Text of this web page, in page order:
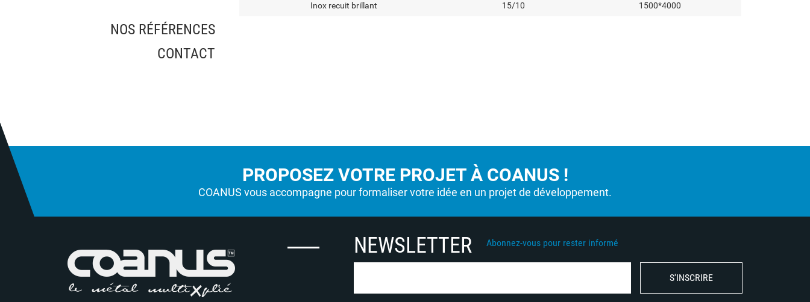
NOS RÉFÉRENCES
CONTACT
Inox recuit brillant 15/10 1500*4000
PROPOSEZ VOTRE PROJET À COANUS !
COANUS vous accompagne pour formaliser votre idée en un projet de développement.
NEWSLETTER Abonnez-vous pour rester informé